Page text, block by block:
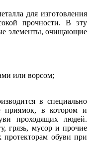
для изготовления
прочности. В эту
элементы, очищающие
или ворсом;
в специально
приямок, в котором и
проходящих людей.
грязь, мусор и прочие
протекторам обуви при